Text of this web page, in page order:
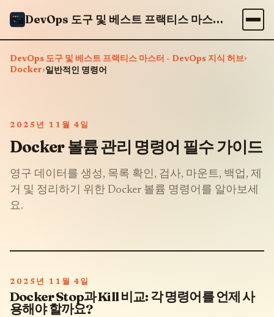
DevOps 도구 및 베스트 프랙티스 마스터 - DevOps 지식 허브
DevOps 도구 및 베스트 프랙티스 마스터 - DevOps 지식 허브›
Docker›일반적인 명령어
2025년 11월 4일
Docker 볼륨 관리 명령어 필수 가이드
영구 데이터를 생성, 목록 확인, 검사, 마운트, 백업, 제
거 및 정리하기 위한 Docker 볼륨 명령어를 알아보세
요.
2025년 11월 4일
Docker Stop과 Kill 비교: 각 명령어를 언제 사
용해야 할까요?